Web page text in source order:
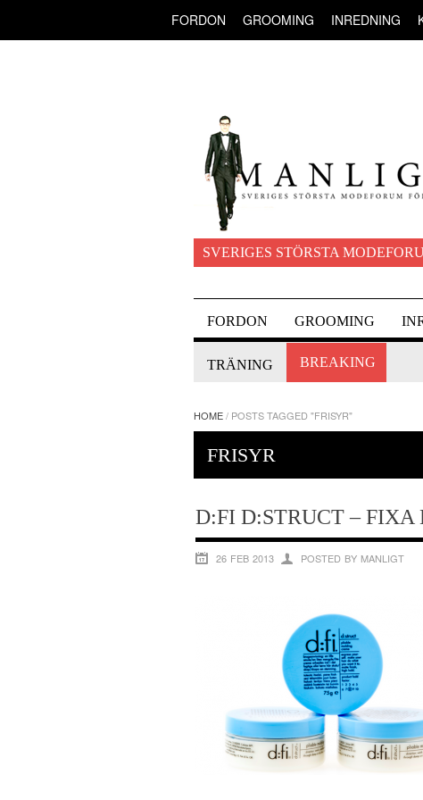
FORDON GROOMING INREDNING
SVERIGES STÖRSTA
FORDON GROOMING
TRÄNING BREAKING
HOME/ POSTS TAGGED "FRISYR"
FRISYR
D:FI D:STRUCT – FIXA
26 FEB 2013 POSTED BY MANLIGT